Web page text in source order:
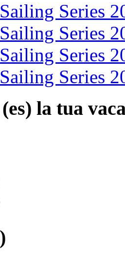
Series
Series
Series
Series
la tua